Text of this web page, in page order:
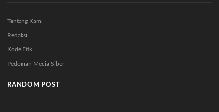
Tentang Kami
Redaksi
Kode Etik
Pedoman Media Siber
RANDOM POST